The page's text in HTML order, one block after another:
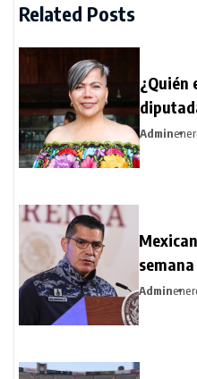
Related Posts
¿Quién
por
Admin
Admin